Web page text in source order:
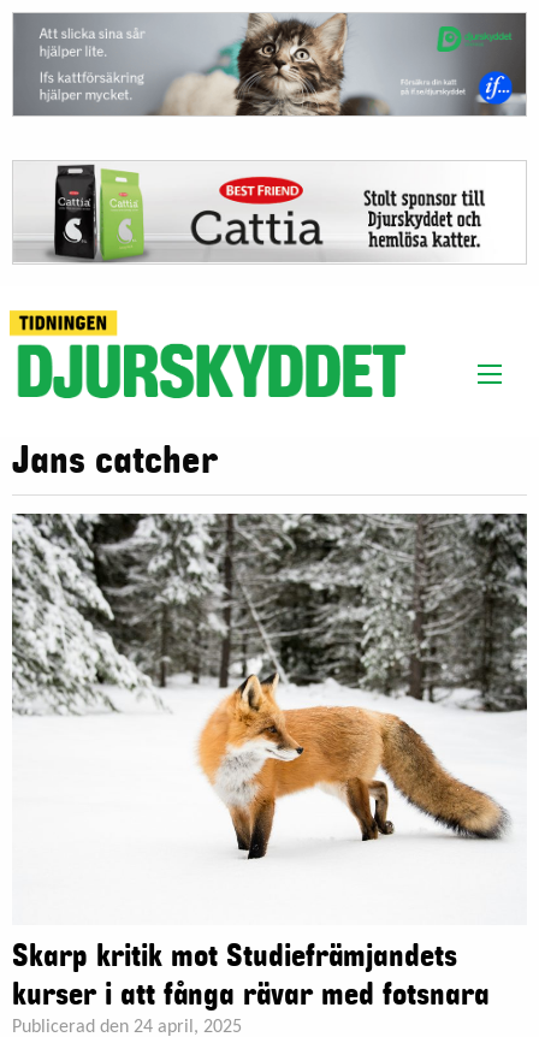
Jans catcher
Skarp kritik mot Studiefrämjandets
kurser i att fånga rävar med fotsnara
Publicerad den 24 april, 2025